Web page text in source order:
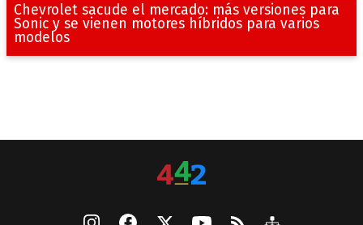
Chevrolet sacude el mercado: más versiones para
Sonic y se vienen motores híbridos para varios
modelos